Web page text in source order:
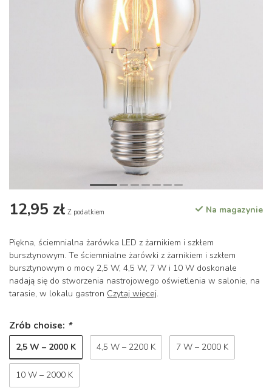
12,95 zł Z podatkiem Na magazynie
Piękna, ściemnialna żarówka LED z żarnikiem i szkłem
bursztynowym. Te ściemnialne żarówki z żarnikiem i szkłem
bursztynowym o mocy 2,5 W, 4,5 W, 7 W i 10 W doskonale
nadają się do stworzenia nastrojowego oświetlenia w salonie, na
tarasie, w lokalu gastron Czytaj więcej.
Zrób choise: *
2,5 W – 2000 K 4,5 W – 2200 K 7 W – 2000 K
10 W – 2000 K